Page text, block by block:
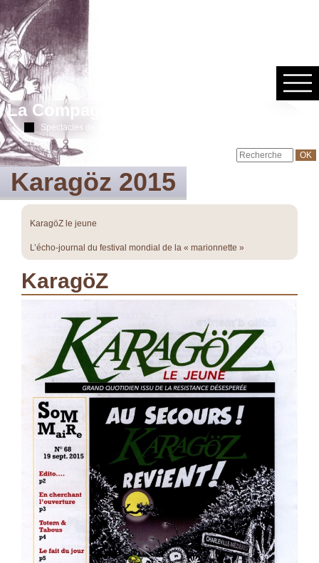
La Compagnie des Skowiés
Spectacles de marionnettes à fils & ombres chinoises
Karagöz 2015
KaragöZ le jeune
L’écho-journal du festival mondial de la « marionnette »
KaragöZ